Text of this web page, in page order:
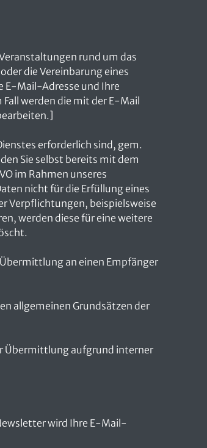
rund um das
die Vereinbarung eines
E-Mail-Adresse und Ihre
werden die mit der E-Mail
erforderlich sind, gem.
Sie selbst bereits mit dem
im Rahmen unseres
nicht für die Erfüllung eines
Verpflichtungen, beispielsweise
werden diese für eine weitere
an einen Empfänger
allgemeinen Grundsätzen der
Übermittlung aufgrund interner
wird Ihre E-Mail-